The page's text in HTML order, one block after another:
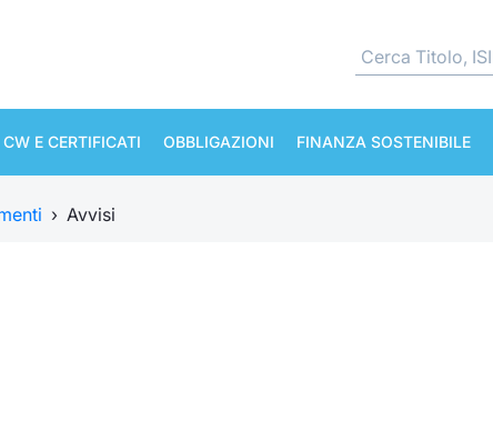
CW E CERTIFICATI OBBLIGAZIONI FINANZA SOSTENIBILE
› Avvisi